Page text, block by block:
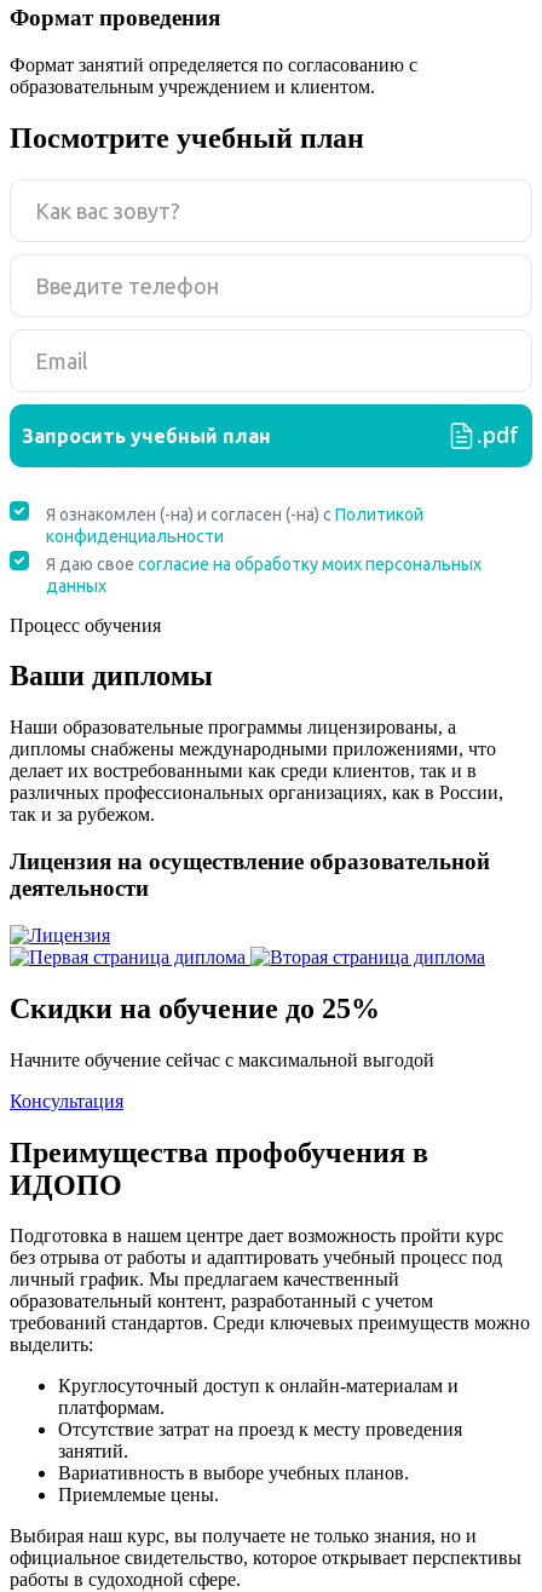
Формат проведения
Формат занятий определяется по согласованию с
образовательным учреждением и клиентом.
Посмотрите учебный план
Процесс обучения
Ваши дипломы
Наши образовательные программы лицензированы, а
дипломы снабжены международными приложениями, что
делает их востребованными как среди клиентов, так и в
различных профессиональных организациях, как в России,
так и за рубежом.
Лицензия на осуществление образовательной
деятельности
Скидки на обучение до 25%
Начните обучение сейчас с максимальной выгодой
Консультация
Преимущества профобучения в
ИДОПО
Подготовка в нашем центре дает возможность пройти курс
без отрыва от работы и адаптировать учебный процесс под
личный график. Мы предлагаем качественный
образовательный контент, разработанный с учетом
требований стандартов. Среди ключевых преимуществ можно
выделить:
Круглосуточный доступ к онлайн-материалам и
платформам.
Отсутствие затрат на проезд к месту проведения
занятий.
Вариативность в выборе учебных планов.
Приемлемые цены.
Выбирая наш курс, вы получаете не только знания, но и
официальное свидетельство, которое открывает перспективы
работы в судоходной сфере.